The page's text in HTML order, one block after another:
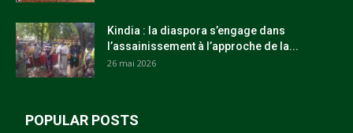
Kindia : la diaspora s’engage dans
l’assainissement à l’approche de la...
26 mai 2026
POPULAR POSTS